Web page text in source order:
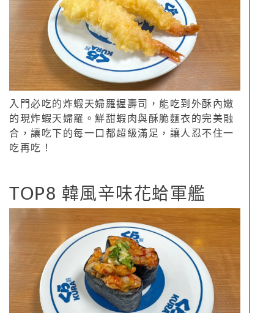
入門必吃的炸蝦天婦羅握壽司，能吃到外酥內嫩
的現炸蝦天婦羅。鮮甜蝦肉與酥脆麵衣的完美融
合，讓吃下的每一口都超級滿足，讓人忍不住一
吃再吃！
TOP8 韓風辛味花蛤軍艦